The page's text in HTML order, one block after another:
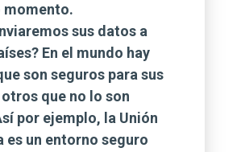
momento.
sus datos a
En el mundo hay
son seguros para sus
que no lo son
por ejemplo, la Unión
es un entorno seguro